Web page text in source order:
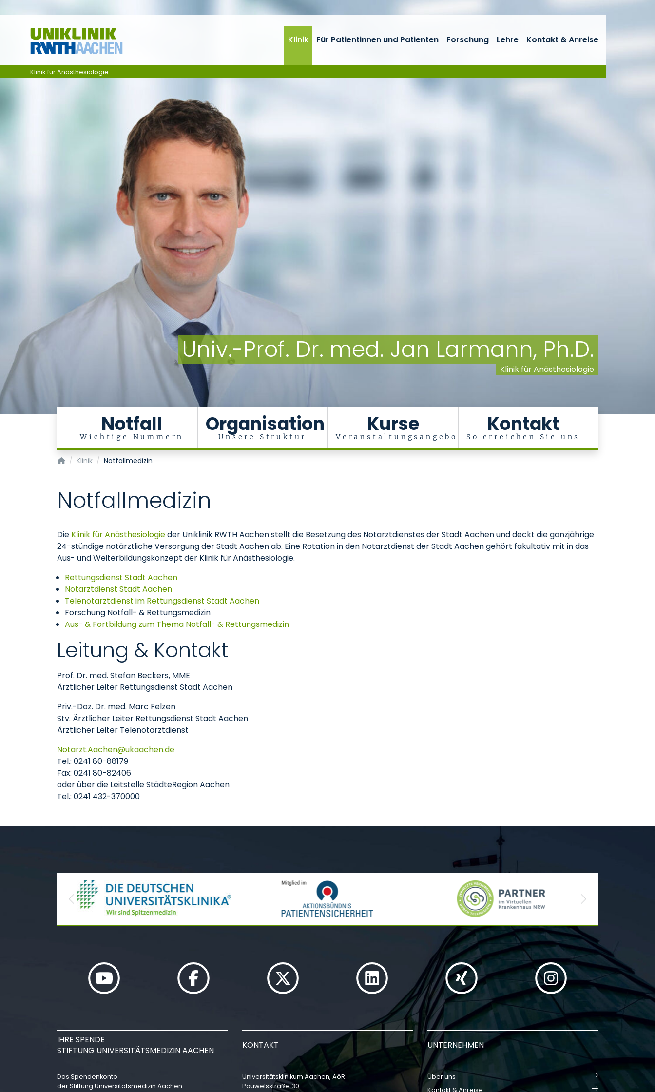
Univ.-Prof. Dr. med. Jan Larmann, Ph.D.
Klinik für Anästhesiologie
Notfall
Wichtige Nummern
Organisation
Unsere Struktur
Kurse
Veranstaltungsangebot
Kontakt
So erreichen Sie uns
Klinik Für Patientinnen und Patienten Forschung Lehre Kontakt & Anreise
Klinik für Anästhesiologie
Klinik für Anästhesiologie
Klinik Notfallmedizin
Notfallmedizin
Die Klinik für Anästhesiologieder Uniklinik RWTH Aachen stellt die Besetzung des Notarztdienstes der Stadt Aachen und deckt die ganzjährige
24-stündige notärztliche Versorgung der Stadt Aachen ab. Eine Rotation in den Notarztdienst der Stadt Aachen gehört fakultativ mit in das
Aus- und Weiterbildungskonzept der Klinik für Anästhesiologie.
Rettungsdienst Stadt Aachen
Notarztdienst Stadt Aachen
Telenotarztdienst im Rettungsdienst Stadt Aachen
Forschung Notfall- & Rettungsmedizin
Aus- & Fortbildung zum Thema Notfall- & Rettungsmedizin
Leitung & Kontakt
Prof. Dr. med. Stefan Beckers, MME
Ärztlicher Leiter Rettungsdienst Stadt Aachen
Priv.-Doz. Dr. med. Marc Felzen
Stv. Ärztlicher Leiter Rettungsdienst Stadt Aachen
Ärztlicher Leiter Telenotarztdienst
Notarzt.Aachen
ukaachende
Tel.: 0241 80-88179
Fax: 0241 80-82406
oder über die Leitstelle StädteRegion Aachen
Tel.: 0241 432-370000
Previous Next
IHRE SPENDE
STIFTUNG UNIVERSITÄTSMEDIZIN AACHEN
Das Spendenkonto
der Stiftung Universitätsmedizin Aachen:
KONTAKT
Universitätsklinikum Aachen, AöR
Pauwelsstraße 30
UNTERNEHMEN
Über uns
Kontakt & Anreise